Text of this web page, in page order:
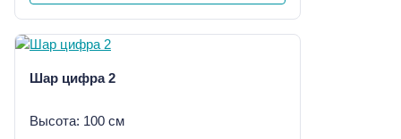
Шар цифра 2
Высота: 100 см